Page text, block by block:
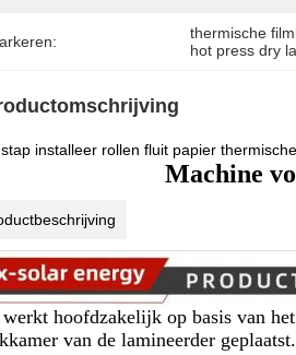
thermische
hot press dry
installeer rollen fluit papier
Machine
hoofdzakelijk op basis van
van de lamineerder geplaatst.